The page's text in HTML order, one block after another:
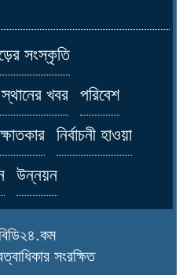
সংস্কৃতি
খবর পরিবেশ
নির্বাচনী হাওয়া
উন্নয়ন
সংরক্ষিত